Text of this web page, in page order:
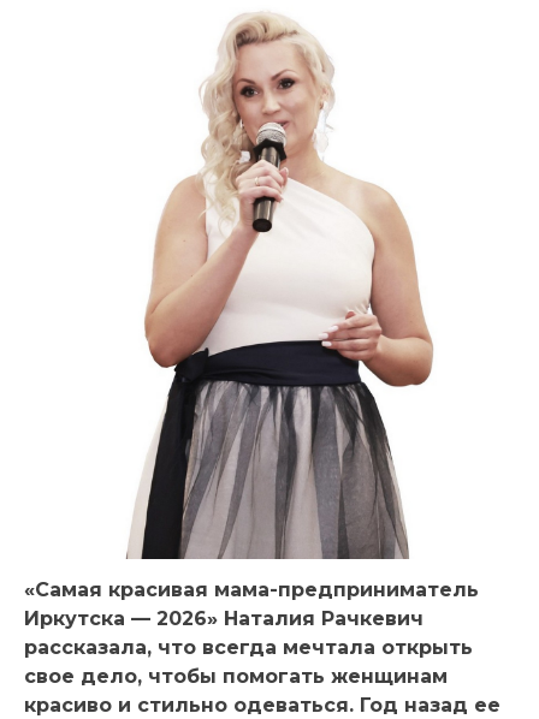
«Самая красивая мама-предприниматель
Иркутска — 2026» Наталия Рачкевич
рассказала, что всегда мечтала открыть
свое дело, чтобы помогать женщинам
красиво и стильно одеваться. Год назад ее